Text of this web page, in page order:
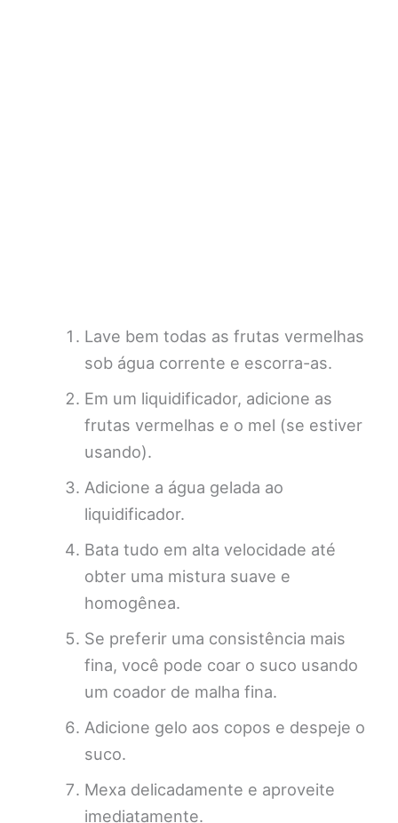
Lave bem todas as frutas vermelhas
sob água corrente e escorra-as.
Em um liquidificador, adicione as
frutas vermelhas e o mel (se estiver
usando).
Adicione a água gelada ao
liquidificador.
Bata tudo em alta velocidade até
obter uma mistura suave e
homogênea.
Se preferir uma consistência mais
fina, você pode coar o suco usando
um coador de malha fina.
Adicione gelo aos copos e despeje o
suco.
Mexa delicadamente e aproveite
imediatamente.